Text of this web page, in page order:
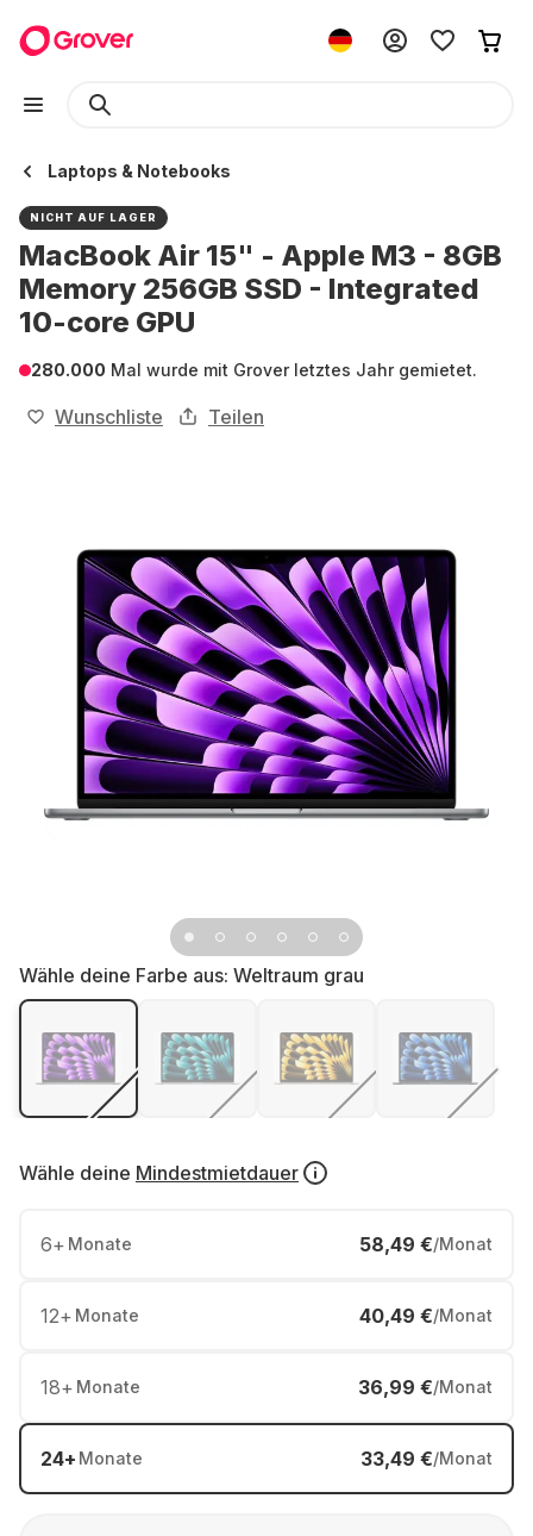
Laptops & Notebooks
NICHT AUF LAGER
MacBook Air 15" - Apple M3 - 8GB
Memory 256GB SSD - Integrated
10-core GPU
280.000 Mal wurde mit Grover letztes Jahr gemietet.
Wunschliste Teilen
Wähle deine Farbe aus: Weltraum grau
Wähle deine Mindestmietdauer
6+ Monate 58,49 €/Monat
12+ Monate 40,49 €/Monat
18+ Monate 36,99 €/Monat
24+ Monate 33,49 €/Monat